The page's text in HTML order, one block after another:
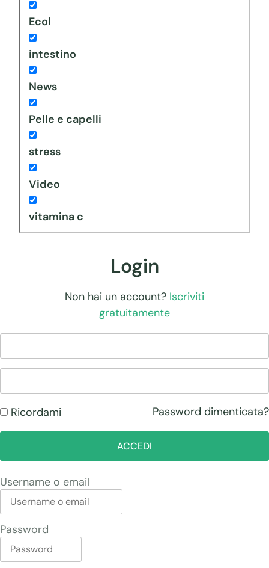
Ecol
intestino
News
Pelle e capelli
stress
Video
vitamina c
Login
Non hai un account? Iscriviti
gratuitamente
Ricordami
ACCEDI
Password dimenticata?
Username o email
Password